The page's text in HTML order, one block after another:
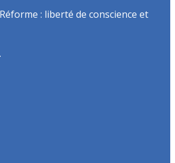
: liberté de conscience et